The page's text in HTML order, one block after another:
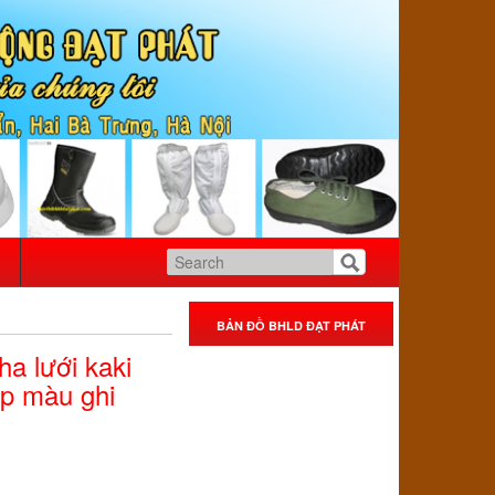
lưới kaki
màu ghi
BẢN ĐỒ BHLD ĐẠT PHÁT